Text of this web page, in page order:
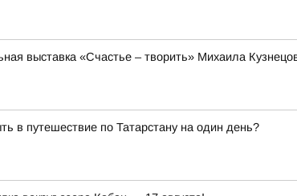
выставка «Счастье – творить» Михаила
в путешествие по Татарстану на один день?